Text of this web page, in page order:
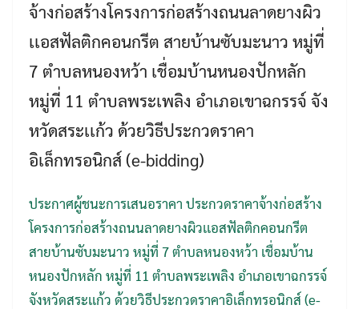
จ้างก่อสร้างโครงการก่อสร้างถนนลาดยางผิว
เเอสฟัลติกคอนกรีต สายบ้านซับมะนาว หมู่ที่
7 ตำบลหนองหว้า เชื่อมบ้านหนองปักหลัก
หมู่ที่ 11 ตำบลพระเพลิง อำเภอเขาฉกรรจ์ จัง
หวัดสระเเก้ว ด้วยวิธีประกวดราคา
อิเล็กทรอนิกส์ (e-bidding)
ประกาศผู้ชนะการเสนอราคา ประกวดราคาจ้างก่อสร้าง
โครงการก่อสร้างถนนลาดยางผิวเเอสฟัลติกคอนกรีต
สายบ้านซับมะนาว หมู่ที่ 7 ตำบลหนองหว้า เชื่อมบ้าน
หนองปักหลัก หมู่ที่ 11 ตำบลพระเพลิง อำเภอเขาฉกรรจ์
จังหวัดสระเเก้ว ด้วยวิธีประกวดราคาอิเล็กทรอนิกส์ (e-